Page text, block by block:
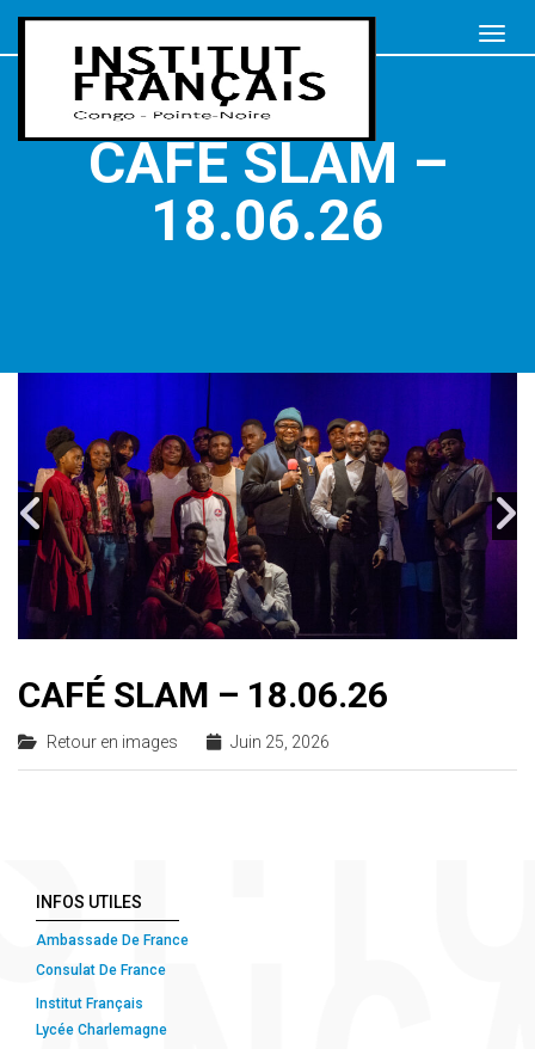
CAFÉ SLAM –
18.06.26
CAFÉ SLAM – 18.06.26
Retour en images Juin 25, 2026
INFOS UTILES
Ambassade De France
Consulat De France
Institut Français
Lycée Charlemagne